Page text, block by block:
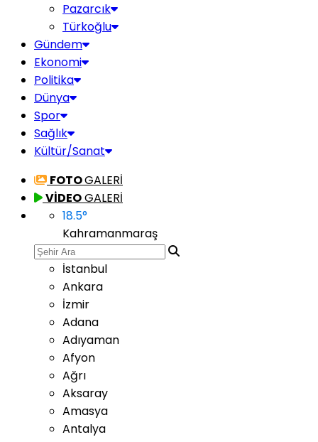
Pazarcık
Türkoğlu
Gündem
Ekonomi
Politika
Dünya
Spor
Sağlık
Kültür/Sanat
FOTOGALERİ
VİDEOGALERİ
18.5°
Kahramanmaraş
İstanbul
Ankara
İzmir
Adana
Adıyaman
Afyon
Ağrı
Aksaray
Amasya
Antalya